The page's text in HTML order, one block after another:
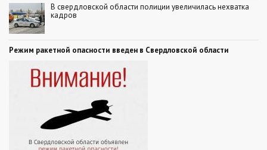
В свердловской области полиции увеличилась нехватка
кадров
Режим ракетной опасности введен в Свердловской области